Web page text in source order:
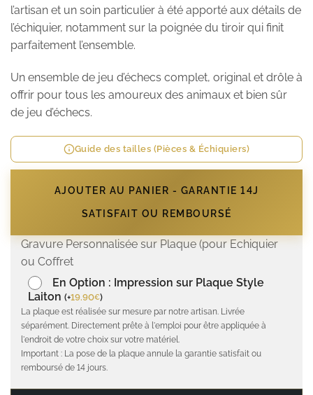
l’artisan et un soin particulier à été apporté aux détails de
l’échiquier, notamment sur la poignée du tiroir qui finit
parfaitement l’ensemble.
Un ensemble de jeu d’échecs complet, original et drôle à
offrir pour tous les amoureux des animaux et bien sûr
de jeu d’échecs.
Guide des tailles (Pièces & Échiquiers)
AJOUTER AU PANIER - GARANTIE 14J
SATISFAIT OU REMBOURSÉ
Gravure Personnalisée sur Plaque (pour Echiquier
ou Coffret
En Option : Impression sur Plaque Style
Laiton (+19.90€)
La plaque est réalisée sur mesure par notre artisan. Livrée
séparément. Directement prête à l'emploi pour être appliquée à
l'endroit de votre choix sur votre matériel.
Important : La pose de la plaque annule la garantie satisfait ou
remboursé de 14 jours.